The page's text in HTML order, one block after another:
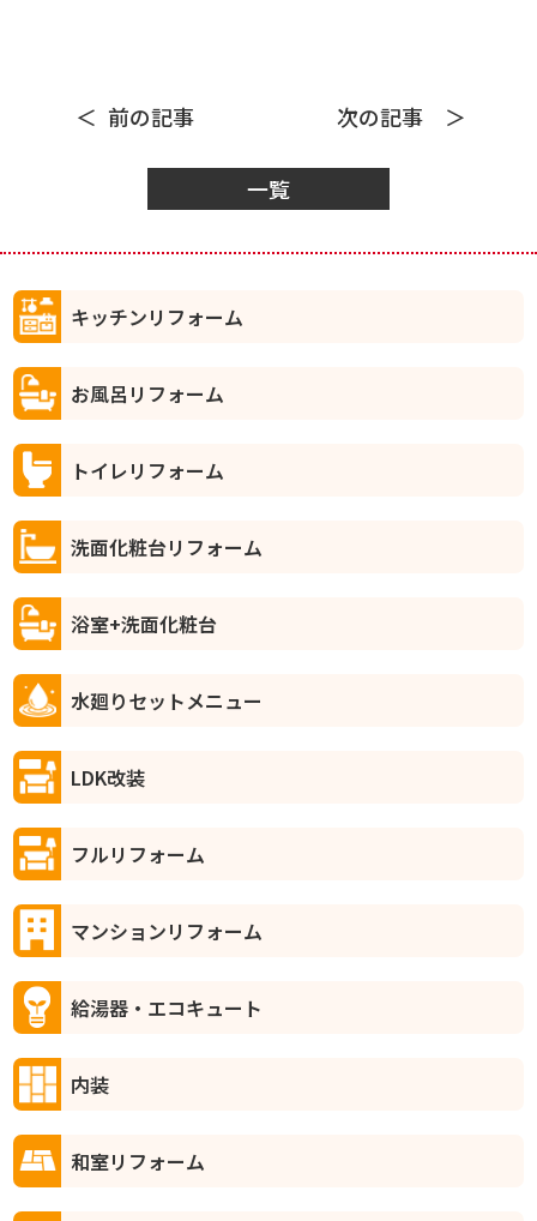
前の記事
一覧
次の記事
キッチンリフォーム
お風呂リフォーム
トイレリフォーム
洗面化粧台リフォーム
浴室+洗面化粧台
水廻りセットメニュー
LDK改装
フルリフォーム
マンションリフォーム
給湯器・エコキュート
内装
和室リフォーム